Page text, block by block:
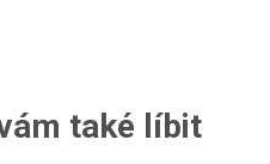
také líbit